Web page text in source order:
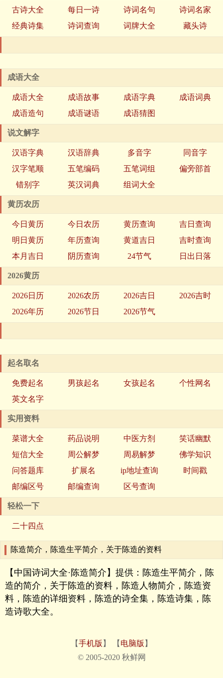
古诗大全 每日一诗 诗词名句
诗词名家
经典诗集
诗词查询 词牌大全 藏头诗
成语大全
成语大全 成语故事 成语字典
成语词典
成语造句
成语谜语 成语猜图
说文解字
汉语字典 汉语辞典 多音字
同音字
汉字笔顺
五笔编码 五笔词组
偏旁部首
错别字
英汉词典 组词大全
黄历农历
今日黄历 今日农历 黄历查询
吉日查询
明日黄历
年历查询 黄道吉日
吉时查询
本月吉日
阴历查询 24节气 日出日落
2026黄历
2026日历 2026农历 2026吉日
2026吉时
2026年历
2026节日 2026节气
起名取名
免费起名 男孩起名 女孩起名
个性网名
英文名字
实用资料
菜谱大全 药品说明 中医方剂
笑话幽默
短信大全
周公解梦 周易解梦
佛学知识
问答题库
扩展名 ip地址查询
时间戳
邮编区号
邮编查询 区号查询
轻松一下
二十四点
陈造简介，陈造生平简介，关于陈造的资料
【中国诗词大全·陈造简介】提供：陈造生平简介，陈
造的简介，关于陈造的资料，陈造人物简介，陈造资
料，陈造的详细资料，陈造的诗全集，陈造诗集，陈
造诗歌大全。
【手机版 】 【 电脑版 】
© 2005-2020 秋鲜网